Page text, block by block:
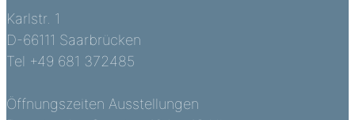
Karlstr. 1
D-66111 Saarbrücken
Tel +49 681 372485
Öffnungszeiten Ausstellungen